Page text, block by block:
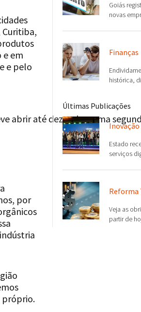
e em
e pelo
abrir até dezembro uma
por
próprio.
Goiás
novas
Finanças
histórica,
Últimas Publicações
Inovação
Estado
serviços
Reforma
Veja as
partir de